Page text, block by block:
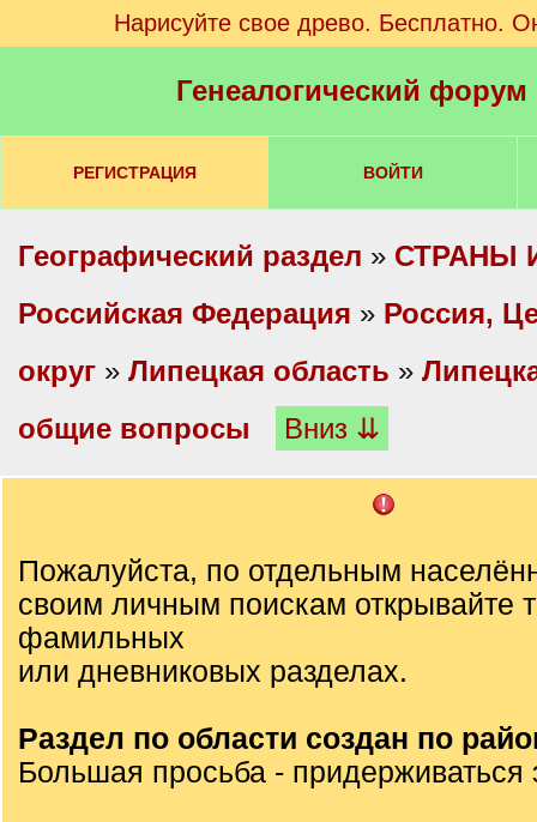
Нарисуйте свое древо. Бесплатно.
Генеалогический
РЕГИСТРАЦИЯ ВОЙТИ
Географический раздел » СТРАНЫ
Российская Федерация » Россия,
округ » Липецкая область »
общие вопросы
Вниз ⇊
Пожалуйста, по отдельным
своим личным поискам открывайте
фамильных
или дневниковых разделах.
Раздел по области создан по
Большая просьба - придерживаться